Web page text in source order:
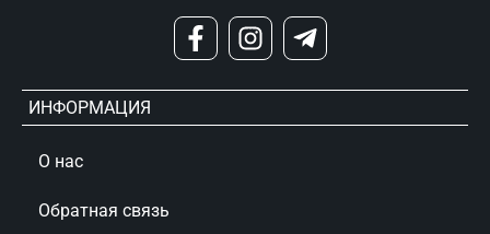
ИНФОРМАЦИЯ
О нас
Обратная связь